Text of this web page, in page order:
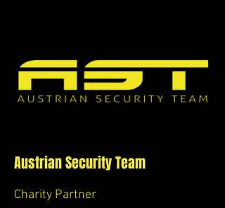
Austrian Security Team
Charity Partner